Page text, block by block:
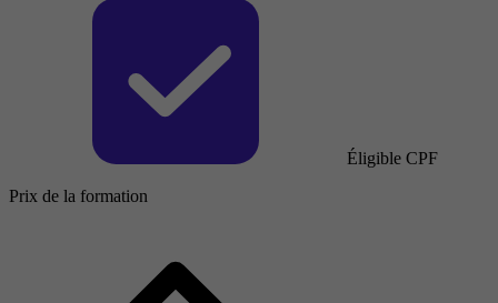
Éligible CPF
Prix de la formation